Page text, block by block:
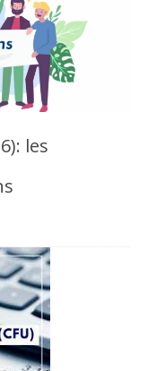
les